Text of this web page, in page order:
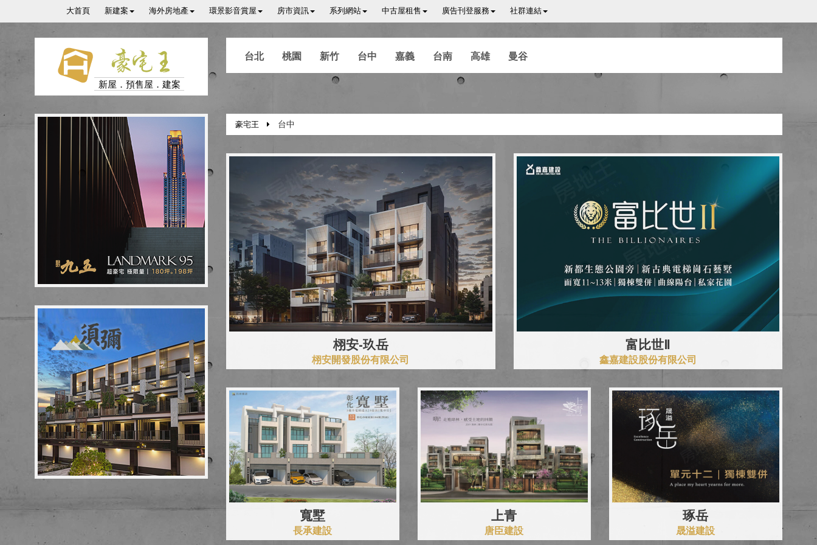
大首頁 新建案 海外房地產 環景影音賞屋 房市資訊 系列網站 中古屋租售 廣告刊登服務 社群連結
豪宅王
新屋．預售屋．建案
台北 桃園 新竹 台中 嘉義 台南 高雄 曼谷
豪宅王 台中
栩安-玖岳
栩安開發股份有限公司
富比世Ⅱ
鑫嘉建設股份有限公司
寬墅
長承建設
上青
唐臣建設
琢岳
晟溢建設